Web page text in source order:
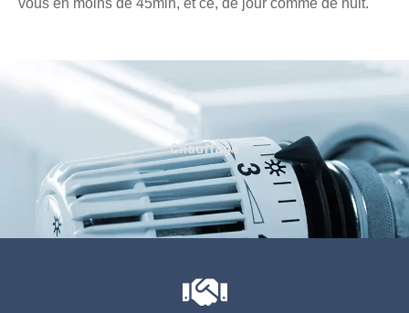
vous en moins de 45min, et ce, de jour comme de nuit.
Chauffage